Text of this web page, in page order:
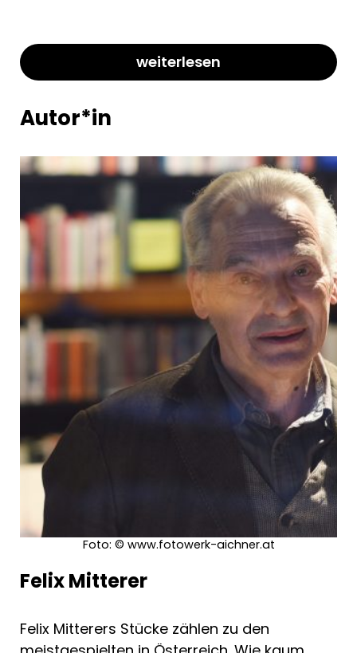
weiterlesen
Autor*in
Foto: © www.fotowerk-aichner.at
Felix Mitterer
Felix Mitterers Stücke zählen zu den